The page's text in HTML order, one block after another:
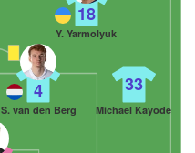
4
S. van den Berg
33
Michael Kayode
18
Y. Yarmolyuk